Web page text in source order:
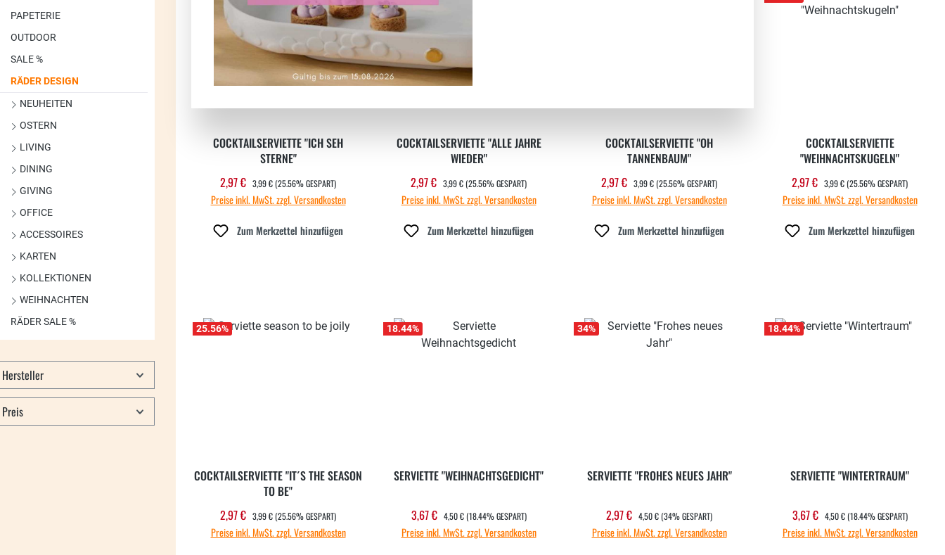
PAPETERIE
OUTDOOR
SALE %
RÄDER DESIGN
NEUHEITEN
OSTERN
LIVING
DINING
GIVING
OFFICE
ACCESSOIRES
KARTEN
KOLLEKTIONEN
WEIHNACHTEN
RÄDER SALE %
Hersteller
Preis
COCKTAILSERVIETTE "ICH SEH
STERNE"
Verkaufspreis:
2,97 € REGULÄRER PREIS:
3,99 €(25.56% GESPART)
Preise inkl. MwSt. zzgl. Versandkosten
Zum Merkzettel hinzufügen
COCKTAILSERVIETTE "ALLE JAHRE
WIEDER"
Verkaufspreis:
2,97 € REGULÄRER PREIS:
3,99 €(25.56% GESPART)
Preise inkl. MwSt. zzgl. Versandkosten
Zum Merkzettel hinzufügen
COCKTAILSERVIETTE "OH
TANNENBAUM"
Verkaufspreis:
2,97 € REGULÄRER PREIS:
3,99 €(25.56% GESPART)
Preise inkl. MwSt. zzgl. Versandkosten
Zum Merkzettel hinzufügen
COCKTAILSERVIETTE
"WEIHNACHTSKUGELN"
Verkaufspreis:
2,97 € REGULÄRER PREIS:
3,99 €(25.56% GESPART)
Preise inkl. MwSt. zzgl. Versandkosten
Zum Merkzettel hinzufügen
25.56%
COCKTAILSERVIETTE "IT´S THE SEASON
TO BE"
Verkaufspreis:
2,97 € REGULÄRER PREIS:
3,99 €(25.56% GESPART)
Preise inkl. MwSt. zzgl. Versandkosten
18.44%
SERVIETTE "WEIHNACHTSGEDICHT"
Verkaufspreis:
3,67 € REGULÄRER PREIS:
4,50 € (18.44% GESPART)
Preise inkl. MwSt. zzgl. Versandkosten
34%
SERVIETTE "FROHES NEUES JAHR"
Verkaufspreis:
2,97 € REGULÄRER PREIS:
4,50 €(34% GESPART)
Preise inkl. MwSt. zzgl. Versandkosten
18.44%
SERVIETTE "WINTERTRAUM"
Verkaufspreis:
3,67 € REGULÄRER PREIS:
4,50 € (18.44% GESPART)
Preise inkl. MwSt. zzgl. Versandkosten